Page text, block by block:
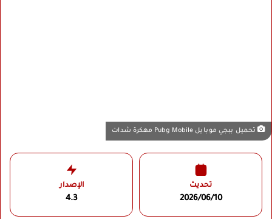
تحميل ببجي موبايل Pubg Mobile مهكرة شدات
تحديث
2026/06/10
الإصدار
4.3